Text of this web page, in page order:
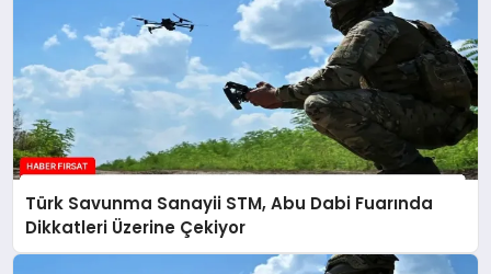
Türk Savunma Sanayii STM, Abu Dabi Fuarında
Dikkatleri Üzerine Çekiyor